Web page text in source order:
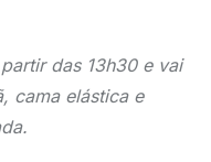
das 13h30 e vai
cama elástica e